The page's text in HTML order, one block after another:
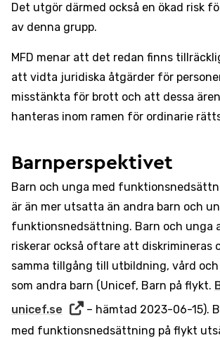
Det utgör därmed också en ökad risk
av denna grupp.
MFD menar att det redan finns
att vidta juridiska åtgärder för
misstänkta för brott och att dessa
hanteras inom ramen för ordinarie
Barnperspektivet
Barn och unga med
är än mer utsatta än andra barn och
funktionsnedsättning. Barn och unga
riskerar också oftare att diskrimineras
samma tillgång till utbildning, vård
som andra barn (Unicef, Barn på flykt.
unicef.se
– hämtad 2023-06-15).
med funktionsnedsättning på flykt